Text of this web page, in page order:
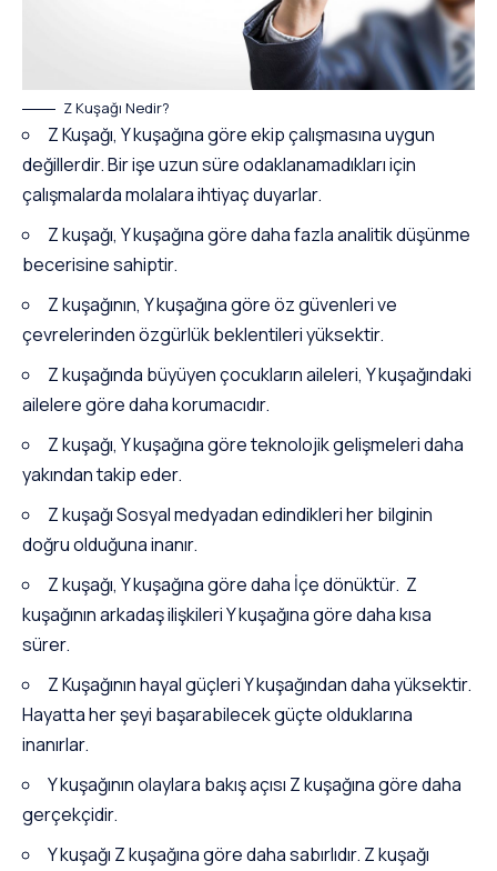
Z Kuşağı Nedir?
Z Kuşağı, Y kuşağına göre ekip çalışmasına uygun
değillerdir. Bir işe uzun süre odaklanamadıkları için
çalışmalarda molalara ihtiyaç duyarlar.
Z kuşağı, Y kuşağına göre daha fazla analitik düşünme
becerisine sahiptir.
Z kuşağının, Y kuşağına göre öz güvenleri ve
çevrelerinden özgürlük beklentileri yüksektir.
Z kuşağında büyüyen çocukların aileleri, Y kuşağındaki
ailelere göre daha korumacıdır.
Z kuşağı, Y kuşağına göre teknolojik gelişmeleri daha
yakından takip eder.
Z kuşağı Sosyal medyadan edindikleri her bilginin
doğru olduğuna inanır.
Z kuşağı, Y kuşağına göre daha İçe dönüktür. Z
kuşağının arkadaş ilişkileri Y kuşağına göre daha kısa
sürer.
Z Kuşağının hayal güçleri Y kuşağından daha yüksektir.
Hayatta her şeyi başarabilecek güçte olduklarına
inanırlar.
Y kuşağının olaylara bakış açısı Z kuşağına göre daha
gerçekçidir.
Y kuşağı Z kuşağına göre daha sabırlıdır. Z kuşağı